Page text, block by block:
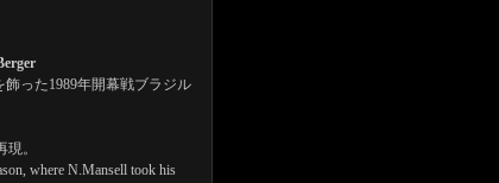
った1989年開幕戦ブラジル
。
where N.Mansell took his